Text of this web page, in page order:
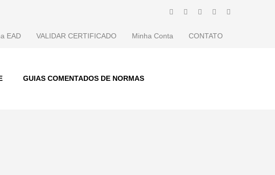
EAD VALIDAR CERTIFICADO Minha Conta CONTATO
GUIAS COMENTADOS DE NORMAS